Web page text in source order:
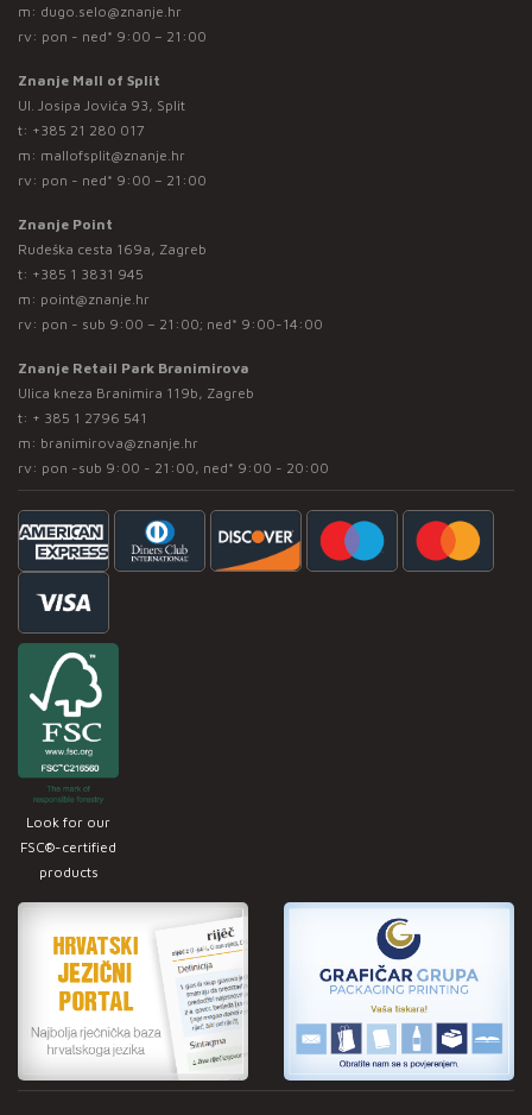
m: dugo.selo@znanje.hr
rv: pon - ned* 9:00 – 21:00
Znanje Mall of Split
Ul. Josipa Jovića 93, Split
t: +385 21 280 017
m: mallofsplit@znanje.hr
rv: pon - ned* 9:00 – 21:00
Znanje Point
Rudeška cesta 169a, Zagreb
t: +385 1 3831 945
m: point@znanje.hr
rv: pon - sub 9:00 – 21:00; ned* 9:00-14:00
Znanje Retail Park Branimirova
Ulica kneza Branimira 119b, Zagreb
t: + 385 1 2796 541
m: branimirova@znanje.hr
rv: pon -sub 9:00 - 21:00, ned* 9:00 - 20:00
Look for our
FSC®-certified
products